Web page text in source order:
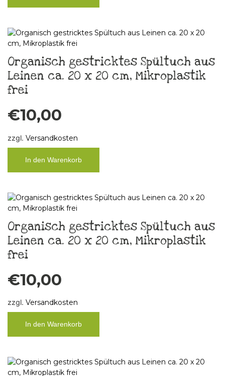
Organisch gestricktes Spültuch aus
Leinen ca. 20 x 20 cm, Mikroplastik
frei
€10,00
zzgl. Versandkosten
In den Warenkorb
Organisch gestricktes Spültuch aus
Leinen ca. 20 x 20 cm, Mikroplastik
frei
€10,00
zzgl. Versandkosten
In den Warenkorb